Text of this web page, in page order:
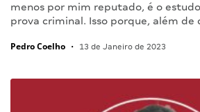
menos por mim reputado, é o
prova criminal. Isso porque, além de
Pedro Coelho • 13 de Janeiro de 2023